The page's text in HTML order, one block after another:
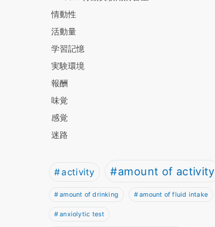
情動性
活動量
学習記憶
実験環境
報酬
味覚
感覚
迷路
activity amount of activity
amount of drinking amount of fluid intake
anxiolytic test